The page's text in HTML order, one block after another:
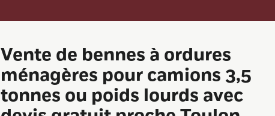
Vente de bennes à ordures
ménagères pour camions 3,5
tonnes ou poids lourds avec